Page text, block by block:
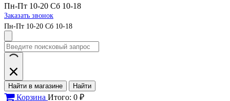
Пн-Пт 10-20 Сб 10-18
Заказать звонок
Пн-Пт 10-20 Сб 10-18
Найти в магазине Найти
Корзина Итого: 0 ₽